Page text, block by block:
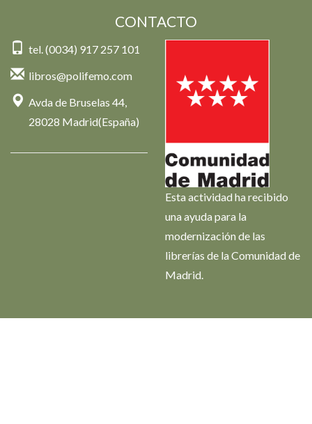
CONTACTO
tel. (0034) 917 257 101
libros@polifemo.com
Avda de Bruselas 44,
28028 Madrid(España)
Esta actividad ha recibido
una ayuda para la
modernización de las
librerías de la Comunidad de
Madrid.